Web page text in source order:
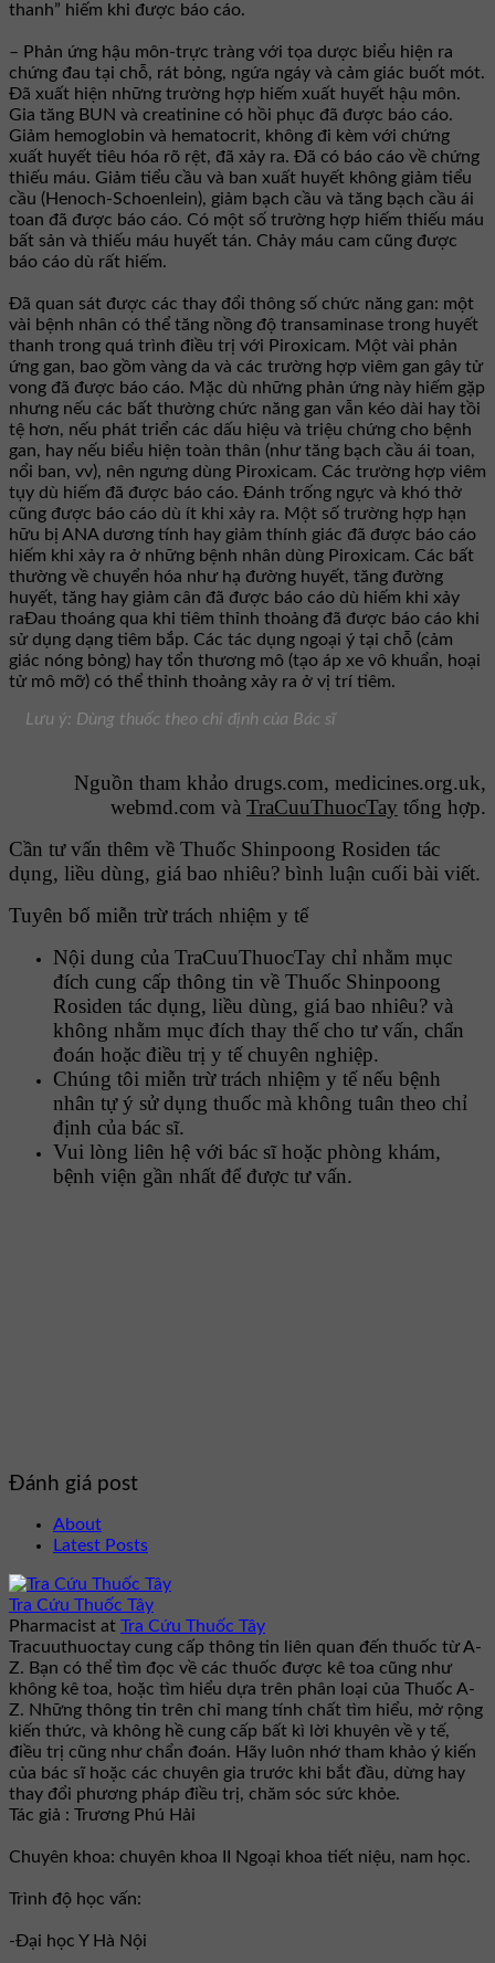
thanh” hiếm khi được báo cáo.
– Phản ứng hậu môn-trực tràng với tọa dược biểu hiện ra
chứng đau tại chỗ, rát bỏng, ngứa ngáy và cảm giác buốt mót.
Ðã xuất hiện những trường hợp hiếm xuất huyết hậu môn.
Gia tăng BUN và creatinine có hồi phục đã được báo cáo.
Giảm hemoglobin và hematocrit, không đi kèm với chứng
xuất huyết tiêu hóa rõ rệt, đã xảy ra. Ðã có báo cáo về chứng
thiếu máu. Giảm tiểu cầu và ban xuất huyết không giảm tiểu
cầu (Henoch-Schoenlein), giảm bạch cầu và tăng bạch cầu ái
toan đã được báo cáo. Có một số trường hợp hiếm thiếu máu
bất sản và thiếu máu huyết tán. Chảy máu cam cũng được
báo cáo dù rất hiếm.
Ðã quan sát được các thay đổi thông số chức năng gan: một
vài bệnh nhân có thể tăng nồng độ transaminase trong huyết
thanh trong quá trình điều trị với Piroxicam. Một vài phản
ứng gan, bao gồm vàng da và các trường hợp viêm gan gây tử
vong đã được báo cáo. Mặc dù những phản ứng này hiếm gặp
nhưng nếu các bất thường chức năng gan vẫn kéo dài hay tồi
tệ hơn, nếu phát triển các dấu hiệu và triệu chứng cho bệnh
gan, hay nếu biểu hiện toàn thân (như tăng bạch cầu ái toan,
nổi ban, vv), nên ngưng dùng Piroxicam. Các trường hợp viêm
tụy dù hiếm đã được báo cáo. Ðánh trống ngực và khó thở
cũng được báo cáo dù ít khi xảy ra. Một số trường hợp hạn
hữu bị ANA dương tính hay giảm thính giác đã được báo cáo
hiếm khi xảy ra ở những bệnh nhân dùng Piroxicam. Các bất
thường về chuyển hóa như hạ đường huyết, tăng đường
huyết, tăng hay giảm cân đã được báo cáo dù hiếm khi xảy
raÐau thoáng qua khi tiêm thỉnh thoảng đã được báo cáo khi
sử dụng dạng tiêm bắp. Các tác dụng ngoại ý tại chỗ (cảm
giác nóng bỏng) hay tổn thương mô (tạo áp xe vô khuẩn, hoại
tử mô mỡ) có thể thỉnh thoảng xảy ra ở vị trí tiêm.
Lưu ý: Dùng thuốc theo chỉ định của Bác sĩ
Nguồn tham khảo drugs.com, medicines.org.uk,
webmd.com và TraCuuThuocTay tổng hợp.
Cần tư vấn thêm về Thuốc Shinpoong Rosiden tác
dụng, liều dùng, giá bao nhiêu? bình luận cuối bài viết.
Tuyên bố miễn trừ trách nhiệm y tế
Nội dung của TraCuuThuocTay chỉ nhằm mục
đích cung cấp thông tin về Thuốc Shinpoong
Rosiden tác dụng, liều dùng, giá bao nhiêu? và
không nhằm mục đích thay thế cho tư vấn, chẩn
đoán hoặc điều trị y tế chuyên nghiệp.
Chúng tôi miễn trừ trách nhiệm y tế nếu bệnh
nhân tự ý sử dụng thuốc mà không tuân theo chỉ
định của bác sĩ.
Vui lòng liên hệ với bác sĩ hoặc phòng khám,
bệnh viện gần nhất để được tư vấn.
Đánh giá post
About
Latest Posts
Tra Cứu Thuốc Tây
Pharmacist at Tra Cứu Thuốc Tây
Tracuuthuoctay cung cấp thông tin liên quan đến thuốc từ A-
Z. Bạn có thể tìm đọc về các thuốc được kê toa cũng như
không kê toa, hoặc tìm hiểu dựa trên phân loại của Thuốc A-
Z. Những thông tin trên chỉ mang tính chất tìm hiểu, mở rộng
kiến thức, và không hề cung cấp bất kì lời khuyên về y tế,
điều trị cũng như chẩn đoán. Hãy luôn nhớ tham khảo ý kiến
của bác sĩ hoặc các chuyên gia trước khi bắt đầu, dừng hay
thay đổi phương pháp điều trị, chăm sóc sức khỏe.
Tác giả : Trương Phú Hải
Chuyên khoa: chuyên khoa II Ngoại khoa tiết niệu, nam học.
Trình độ học vấn:
-Đại học Y Hà Nội